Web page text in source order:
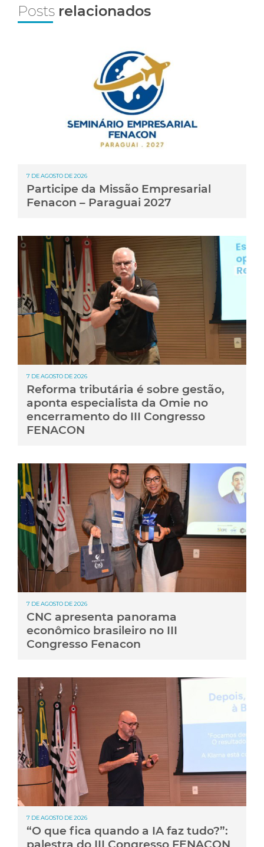
Posts relacionados
7 DE AGOSTO DE 2026
Participe da Missão Empresarial
Fenacon – Paraguai 2027
7 DE AGOSTO DE 2026
Reforma tributária é sobre gestão,
aponta especialista da Omie no
encerramento do III Congresso
FENACON
7 DE AGOSTO DE 2026
CNC apresenta panorama
econômico brasileiro no III
Congresso Fenacon
7 DE AGOSTO DE 2026
“O que fica quando a IA faz tudo?”: